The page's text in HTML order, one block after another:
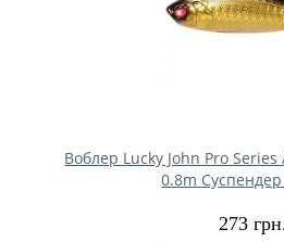
Воблер Lucky John Pro Series
0.8m Cуспендер
273